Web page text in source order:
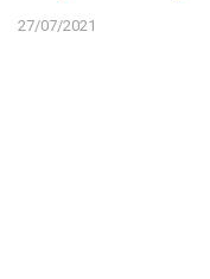
27/07/2021